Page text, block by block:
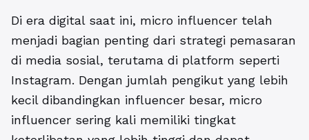
Di era digital saat ini, micro influencer telah
menjadi bagian penting dari strategi pemasaran
di media sosial, terutama di platform seperti
Instagram. Dengan jumlah pengikut yang lebih
kecil dibandingkan influencer besar, micro
influencer sering kali memiliki tingkat